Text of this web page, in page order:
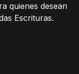
quienes desean
Escrituras.